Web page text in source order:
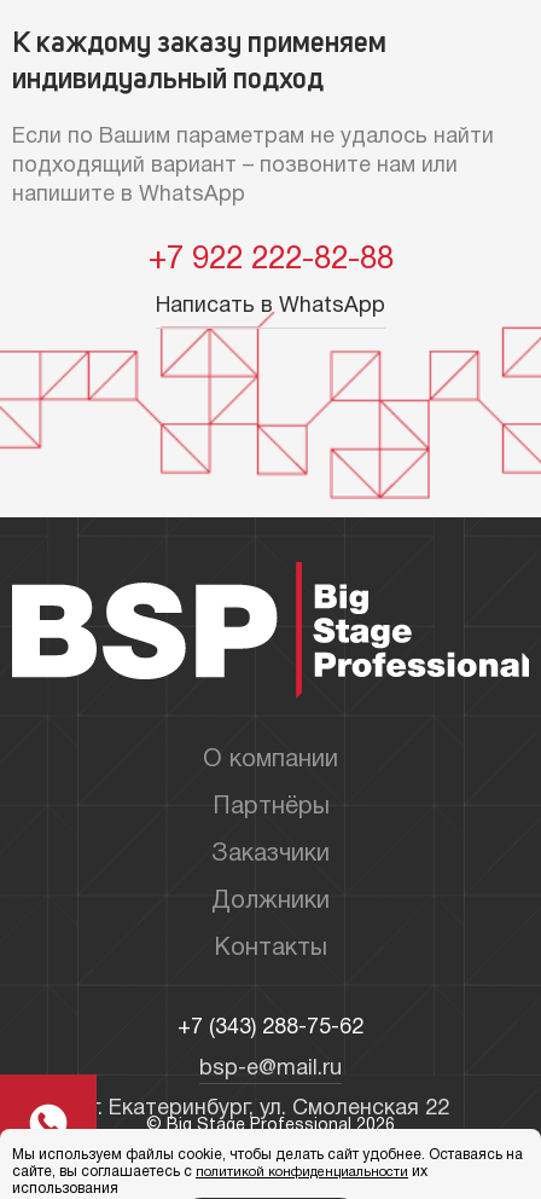
К каждому заказу применяем
индивидуальный подход
Если по Вашим параметрам не удалось найти
подходящий вариант – позвоните нам или
напишите в WhatsApp
+7 922 222-82-88
Написать в WhatsApp
© Big Stage Professional 2026
Политика конфиденциальности
О компании
Партнёры
Заказчики
Должники
Контакты
+7 (343) 288-75-62
bsp-e@mail.ru
г. Екатеринбург, ул. Смоленская 22
Мы используем файлы cookie, чтобы делать сайт удобнее. Оставаясь на
сайте, вы соглашаетесь с политикой конфиденциальности их
использования